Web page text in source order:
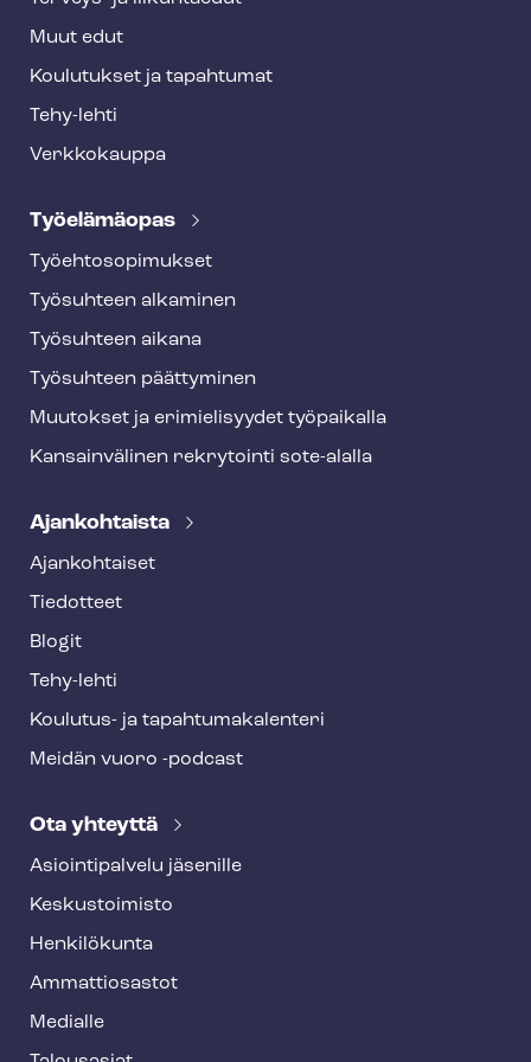
Muut edut
Koulutukset ja tapahtumat
Tehy-lehti
Verkkokauppa
Työelämäopas
Työ­eh­to­so­pi­muk­set
Työsuhteen alkaminen
Työsuhteen aikana
Työsuhteen päättyminen
Muutokset ja erimielisyydet työpaikalla
Kansainvälinen rekrytointi sote-alalla
Ajankohtaista
Ajankohtaiset
Tiedotteet
Blogit
Tehy-lehti
Koulutus- ja ta­pah­tu­ma­ka­len­te­ri
Meidän vuoro -podcast
Ota yhteyttä
Asioin­ti­pal­ve­lu jäsenille
Keskustoimisto
Henkilökunta
Ammattiosastot
Medialle